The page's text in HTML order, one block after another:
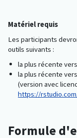
Matériel requis
Les participants
outils suivants :
la plus récente
la plus récente
(version avec
https://
Formule